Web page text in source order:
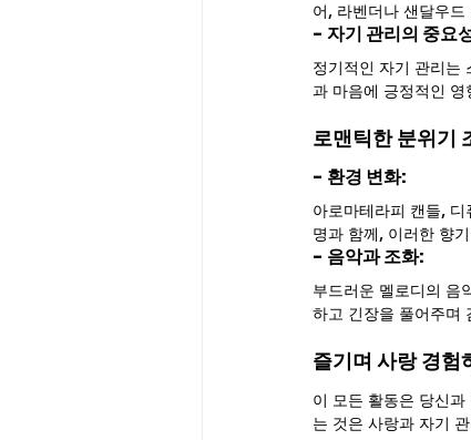
어, 라벤더나 샌달우
- 자기 관리의 중요
정기적인 자기 관리는
과 마음에 긍정적인
로맨틱한 분위기
- 환경 변화:
아로마테라피 캔들,
명과 함께, 이러한 향
- 음악과 조화:
부드러운 멜로디의 음
하고 긴장을 풀어주며
즐기며 사랑 경험
이 모든 활동은 당신
는 것은 사랑과 자기